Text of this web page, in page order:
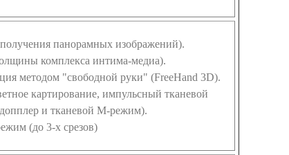
панорамных изображений).
комплекса интима-медиа).
методом "свободной руки" (FreeHand 3D).
картирование, импульсный тканевой
и тканевой М-режим).
(до 3-х срезов)